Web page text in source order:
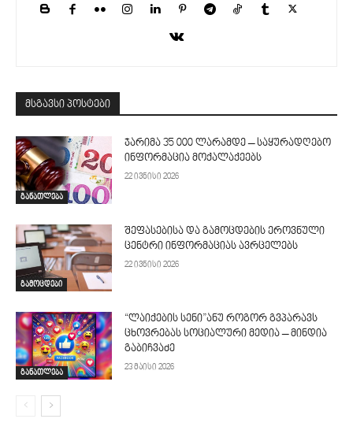
მსგავსი პოსტები
განათლება
ჯარიმა 35 000 ლარამდე – საყურადღებო
ინფორმაცია მოქალაქეებს
22 ივნისი 2026
გამოცდები
შეფასებისა და გამოცდების ეროვნული
ცენტრი ინფორმაციას ავრცელებს
22 ივნისი 2026
განათლება
“ლაიქების სენი”ანუ როგორ გვპარავს
ცხოვრებას სოციალური მედია – მინდია
გაბიჩვაძე
23 მაისი 2026